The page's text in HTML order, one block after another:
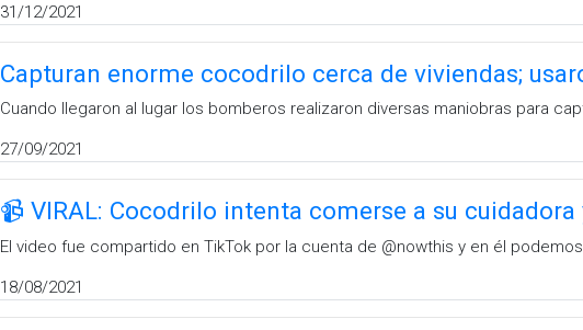
31/12/2021
Capturan enorme cocodrilo cerca de viviendas;
Cuando llegaron al lugar los bomberos realizaron diversas maniobras para
27/09/2021
📹 VIRAL: Cocodrilo intenta comerse a su
El video fue compartido en TikTok por la cuenta de @nowthis y en él
18/08/2021